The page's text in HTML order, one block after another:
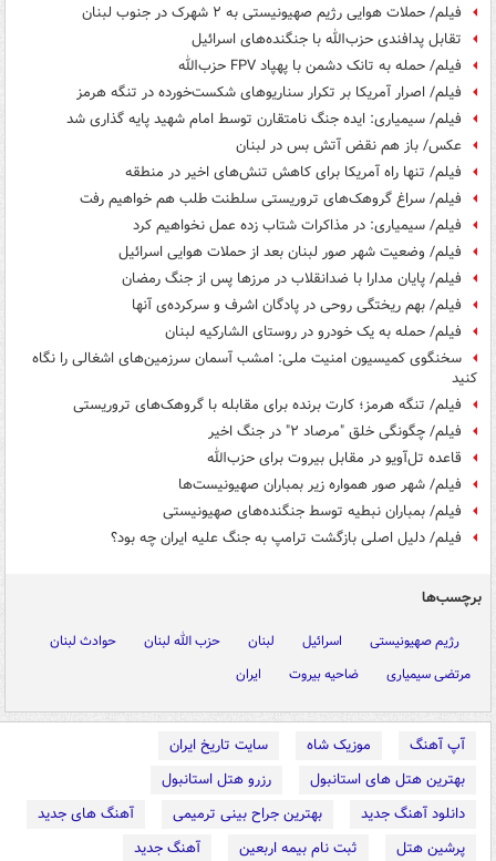
فیلم/ حملات هوایی رژیم صهیونیستی به ۲ شهرک در جنوب لبنان
تقابل پدافندی حزب‌الله با جنگنده‌های اسرائیل
فیلم/ حمله به تانک دشمن با پهپاد FPV حزب‌الله
فیلم/ اصرار آمریکا بر تکرار سناریوهای شکست‌خورده در تنگه هرمز
فیلم/ سیمیاری: ایده جنگ نامتقارن توسط امام شهید پایه گذاری شد
عکس/ باز هم نقض آتش بس در لبنان
فیلم/ تنها راه آمریکا برای کاهش تنش‌های اخیر در منطقه
فیلم/ سراغ گروهک‌های تروریستی سلطنت طلب هم خواهیم رفت
فیلم/ سیمیاری: در مذاکرات شتاب زده عمل نخواهیم کرد
فیلم/ وضعیت شهر صور لبنان بعد از حملات هوایی اسرائیل
فیلم/ پایان مدارا با ضدانقلاب در مرزها پس از جنگ رمضان
فیلم/ بهم ریختگی روحی در پادگان اشرف و سرکرده‌ی آنها
فیلم/ حمله به یک خودرو در روستای الشارکیه لبنان
سخنگوی کمیسیون امنیت ملی: امشب آسمان سرزمین‌های اشغالی را نگاه
کنید
فیلم/ تنگه هرمز؛ کارت برنده برای مقابله با گروهک‌های تروریستی
فیلم/ چگونگی خلق "مرصاد ۲" در جنگ اخیر
قاعده تل‌آویو در مقابل بیروت برای حزب‌الله
فیلم/ شهر صور همواره زیر بمباران صهیونیست‌ها
فیلم/ بمباران نبطیه توسط جنگنده‌های صهیونیستی
فیلم/ دلیل اصلی بازگشت ترامپ به جنگ علیه ایران چه بود؟
برچسب‌ها
رژیم صهیونیستی اسرائیل لبنان حزب الله لبنان
حوادث لبنان
مرتضی سیمیاری
ضاحیه بیروت ایران
آپ آهنگ موزیک شاه
سایت تاریخ ایران
بهترین هتل های استانبول
رزرو هتل استانبول
دانلود آهنگ جدید
بهترین جراح بینی ترمیمی
آهنگ های جدید
پرشین هتل
ثبت نام بیمه اربعین
آهنگ جدید